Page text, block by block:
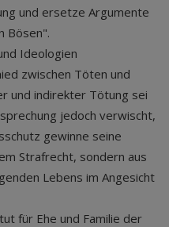
und ersetze Argumente
Bösen".
Ideologien
zwischen Töten und
und indirekter Tötung sei
jedoch verwischt,
gewinne seine
Strafrecht, sondern aus
Lebens im Angesicht
für Ehe und Familie der